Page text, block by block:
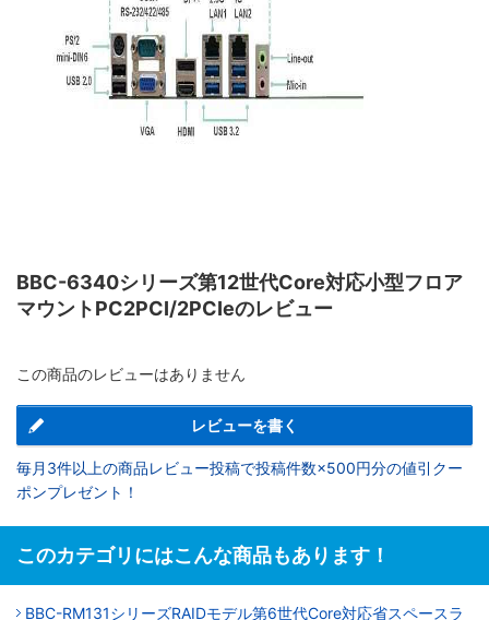
BBC-6340シリーズ第12世代Core対応小型フロア
マウントPC2PCI/2PCIeのレビュー
この商品のレビューはありません
レビューを書く
毎月3件以上の商品レビュー投稿で投稿件数×500円分の値引クー
ポンプレゼント！
このカテゴリにはこんな商品もあります！
BBC-RM131シリーズRAIDモデル第6世代Core対応省スペースラ